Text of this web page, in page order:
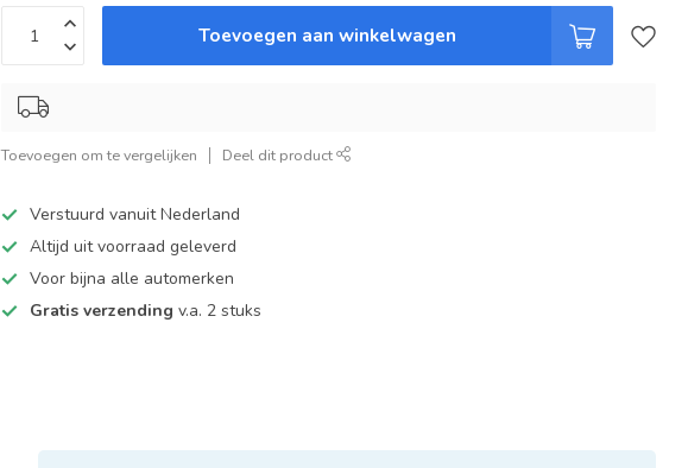
Toevoegen aan winkelwagen
Toevoegen om te vergelijken Deel dit product
Verstuurd vanuit Nederland
Altijd uit voorraad geleverd
Voor bijna alle automerken
Gratis verzending v.a. 2 stuks